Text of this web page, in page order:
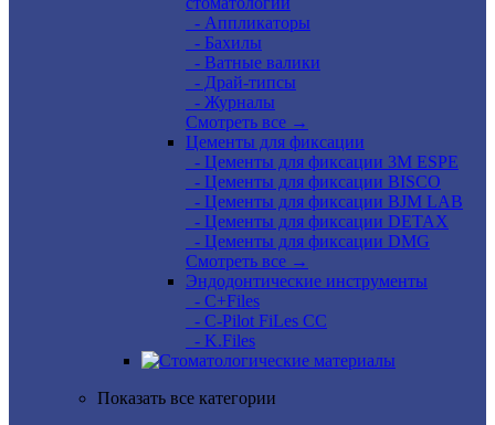
- Аппликаторы
- Бахилы
- Ватные валики
- Драй-типсы
- Журналы
Смотреть все →
Цементы для фиксации
- Цементы для фиксации 3M ESPE
- Цементы для фиксации BISCO
- Цементы для фиксации BJM LAB
- Цементы для фиксации DETAX
- Цементы для фиксации DMG
Смотреть все →
Эндодонтические инструменты
- C+Files
- C-Pilot FiLes CC
- K.Files
Показать все категории